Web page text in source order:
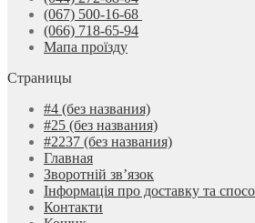
(067) 500-16-68
(066) 718-65-94
Мапа проїзду
Страницы
#4 (без названия)
#25 (без названия)
#2237 (без названия)
Главная
Зворотній зв’язок
Інформація про доставку та
Контакти